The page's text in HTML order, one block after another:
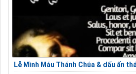
Lễ Mình Máu Thánh Chúa & dấu ấn